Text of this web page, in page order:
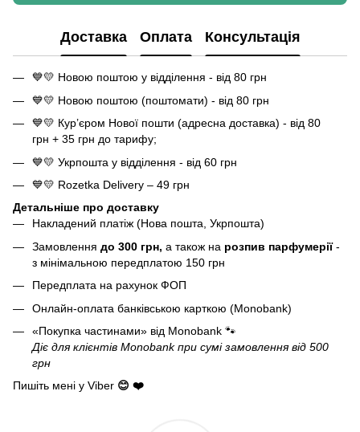
Доставка Оплата Консультація
💙💛 Новою поштою у відділення - від 80 грн
💙💛 Новою поштою (поштомати) - від 80 грн
💙💛 Кур’єром Нової пошти (адресна доставка) - від 80
грн + 35 грн до тарифу;
💙💛 Укрпошта у відділення - від 60 грн
💙💛 Rozetka Delivery – 49 грн
Детальніше про доставку
Накладений платіж (Нова пошта, Укрпошта)
Замовлення до 300 грн, а також на розпив парфумерії-
з мінімальною передплатою 150 грн
Передплата на рахунок ФОП
Онлайн-оплата банківською карткою (Monobank)
«Покупка частинами» від Monobank 🐾
Діє для клієнтів Monobank при сумі замовлення від 500
грн
Пишіть мені у Viber 😊 ❤️